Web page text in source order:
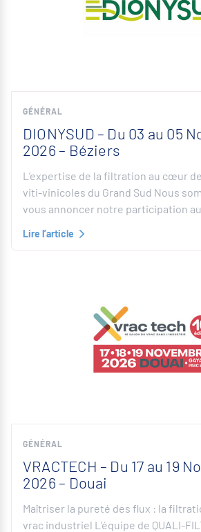
GÉNÉRAL
DIONYSUD – Du 03 au 05
2026 – Béziers
L’expertise de la filtration au cœur
viti-vinicoles du Grand Sud Nous
vous annoncer notre participation au
Lire l’article
GÉNÉRAL
VRACTECH – Du 17 au 19
2026 – Douai
Maîtriser la pureté des flux : la
vrac industriel L’équipe de QUALI-